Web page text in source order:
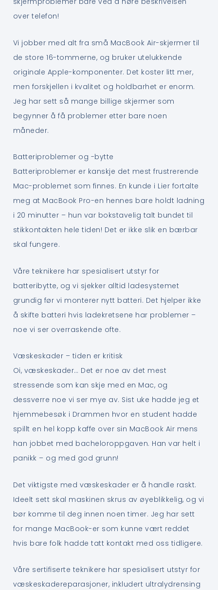
over telefon!
Vi jobber med alt fra små MacBook Air-skjermer til
de store 16-tommerne, og bruker utelukkende
originale Apple-komponenter. Det koster litt mer,
men forskjellen i kvalitet og holdbarhet er enorm.
Jeg har sett så mange billige skjermer som
begynner å få problemer etter bare noen
måneder.
Batteriproblemer og -bytte
Batteriproblemer er kanskje det mest frustrerende
Mac-problemet som finnes. En kunde i Lier fortalte
meg at MacBook Pro-en hennes bare holdt ladning
i 20 minutter – hun var bokstavelig talt bundet til
stikkontakten hele tiden! Det er ikke slik en bærbar
skal fungere.
Våre teknikere har spesialisert utstyr for
batteribytte, og vi sjekker alltid ladesystemet
grundig før vi monterer nytt batteri. Det hjelper ikke
å skifte batteri hvis ladekretsene har problemer –
noe vi ser overraskende ofte.
Væskeskader – tiden er kritisk
Oi, væskeskader… Det er noe av det mest
stressende som kan skje med en Mac, og
dessverre noe vi ser mye av. Sist uke hadde jeg et
hjemmebesøk i Drammen hvor en student hadde
spillt en hel kopp kaffe over sin MacBook Air mens
han jobbet med bacheloroppgaven. Han var helt i
panikk – og med god grunn!
Det viktigste med væskeskader er å handle raskt.
Ideelt sett skal maskinen skrus av øyeblikkelig, og vi
bør komme til deg innen noen timer. Jeg har sett
for mange MacBook-er som kunne vært reddet
hvis bare folk hadde tatt kontakt med oss tidligere.
Våre sertifiserte teknikere har spesialisert utstyr for
væskeskadereparasjoner, inkludert ultralydrensing